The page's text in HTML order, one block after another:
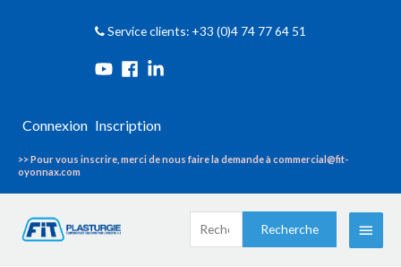
Service clients: +33 (0)4 74 77 64 51
Connexion Inscription
>> Pour vous inscrire, merci de nous faire la demande à commercial@fit-
oyonnax.com
Menu
Recherche